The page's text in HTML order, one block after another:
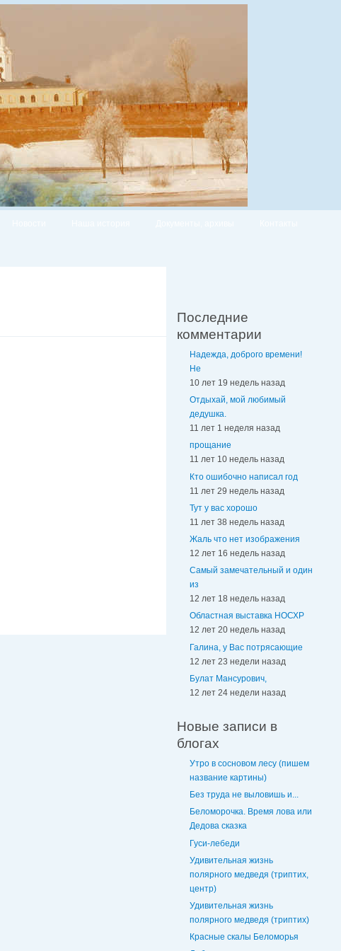
Последние
комментарии
Надежда, доброго времени!
Не
10 лет 19 недель назад
Отдыхай, мой любимый
дедушка.
11 лет 1 неделя назад
прощание
11 лет 10 недель назад
Кто ошибочно написал год
11 лет 29 недель назад
Тут у вас хорошо
11 лет 38 недель назад
Жаль что нет изображения
12 лет 16 недель назад
Самый замечательный и один
из
12 лет 18 недель назад
Областная выставка НОСХР
12 лет 20 недель назад
Галина, у Вас потрясающие
12 лет 23 недели назад
Булат Мансурович,
12 лет 24 недели назад
Новые записи в
блогах
Утро в сосновом лесу (пишем
название картины)
Без труда не выловишь и...
Беломорочка. Время лова или
Дедова сказка
Гуси-лебеди
Удивительная жизнь
полярного медведя (триптих,
центр)
Удивительная жизнь
полярного медведя (триптих)
Красные скалы Беломорья